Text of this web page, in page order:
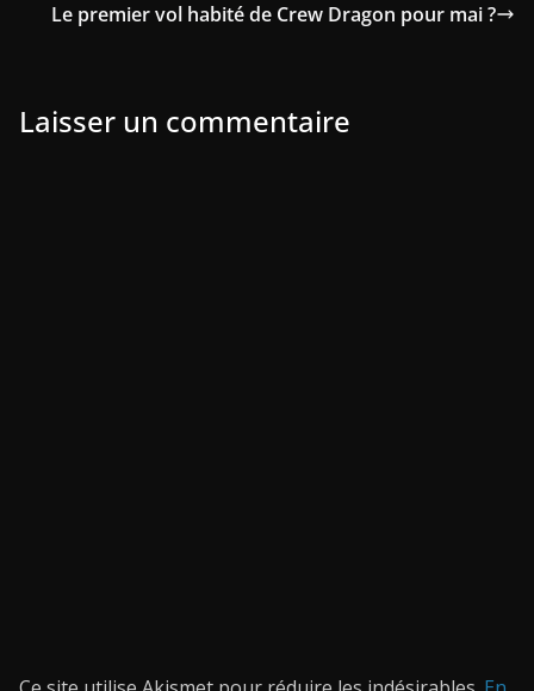
Le premier vol habité de Crew Dragon pour mai ?
Laisser un commentaire